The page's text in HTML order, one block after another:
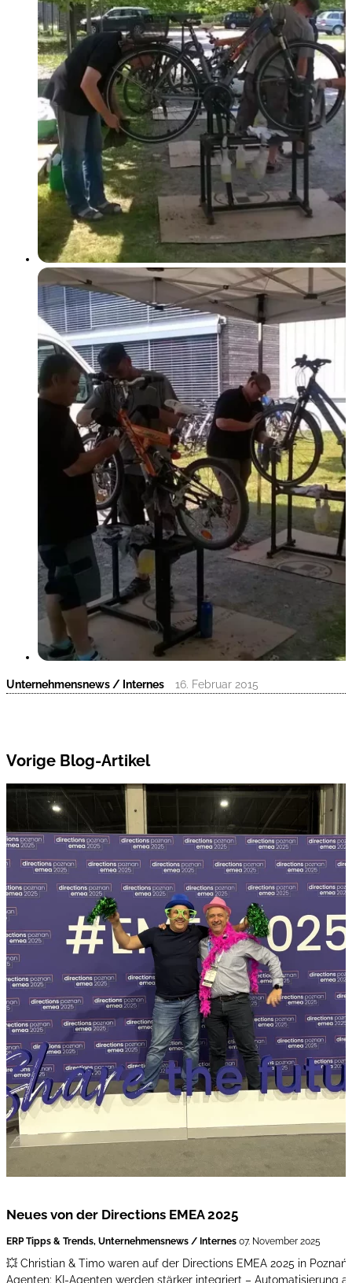
Unternehmensnews / Internes 16. Februar 2015
Vorige Blog-Artikel
Neues von der Directions EMEA 2025
ERP Tipps & Trends, Unternehmensnews / Internes 07. November 2025
💥 Christian & Timo waren auf der Directions EMEA 2025 in
Agenten: KI-Agenten werden stärker integriert – Automatisierung